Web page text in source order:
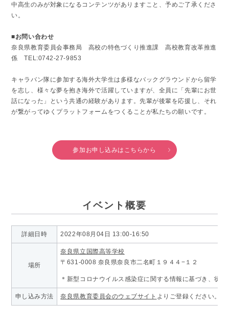
中高生のみが対象になるコンテンツがありますこと、予めご了承くださ
い。
■お問い合わせ
奈良県教育委員会事務局 高校の特色づくり推進課 高校教育改革推進
係 TEL:0742-27-9853
キャラバン隊に参加する海外大学生は多様なバックグラウンドから留学
を志し、様々な夢を抱き海外で活躍していますが、全員に「先輩にお世
話になった」という共通の経験があります。先輩が後輩を応援し、それ
が繋がってゆくプラットフォームをつくることが私たちの願いです。
参加お申し込みはこちらから
イベント概要
詳細日時 2022年08月04日 13:00-16:50
場所
奈良県立国際高等学校
〒631-0008 奈良県奈良市二名町１９４４−１２
＊新型コロナウイルス感染症に関する情報に基づき、状
申し込み方法 奈良県教育委員会のウェブサイト よりご登録ください。